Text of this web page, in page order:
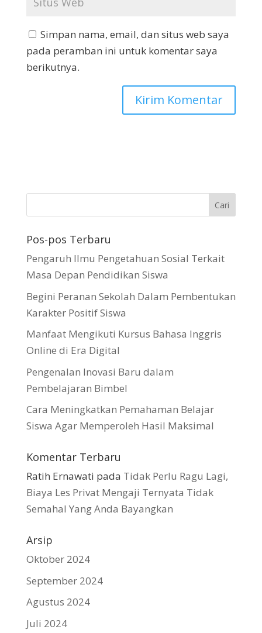
Simpan nama, email, dan situs web saya
pada peramban ini untuk komentar saya
berikutnya.
Pos-pos Terbaru
Pengaruh Ilmu Pengetahuan Sosial Terkait
Masa Depan Pendidikan Siswa
Begini Peranan Sekolah Dalam Pembentukan
Karakter Positif Siswa
Manfaat Mengikuti Kursus Bahasa Inggris
Online di Era Digital
Pengenalan Inovasi Baru dalam
Pembelajaran Bimbel
Cara Meningkatkan Pemahaman Belajar
Siswa Agar Memperoleh Hasil Maksimal
Komentar Terbaru
Ratih Ernawati pada Tidak Perlu Ragu Lagi,
Biaya Les Privat Mengaji Ternyata Tidak
Semahal Yang Anda Bayangkan
Arsip
Oktober 2024
September 2024
Agustus 2024
Juli 2024